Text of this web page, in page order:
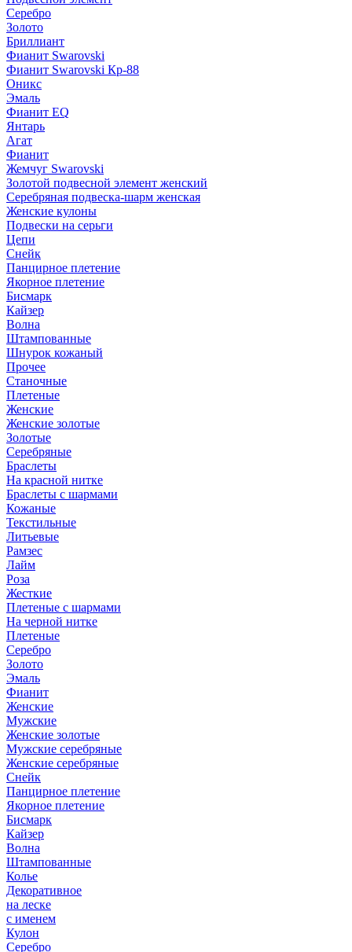
Серебро
Золото
Бриллиант
Фианит Swarovski
Фианит Swarovski Кр-88
Оникс
Эмаль
Фианит EQ
Янтарь
Агат
Фианит
Жемчуг Swarovski
Золотой подвесной элемент женcкий
Серебряная подвеска-шарм женская
Женские кулоны
Подвески на серьги
Цепи
Снейк
Панцирное плетение
Якорное плетение
Бисмарк
Кайзер
Волна
Штампованные
Шнурок кожаный
Прочее
Станочные
Плетеные
Женские
Женские золотые
Золотые
Серебряные
Браслеты
На красной нитке
Браслеты с шармами
Кожаные
Текстильные
Литьевые
Рамзес
Лайм
Роза
Жесткие
Плетеные с шармами
На черной нитке
Плетеные
Серебро
Золото
Эмаль
Фианит
Женские
Мужские
Женские золотые
Мужские серебряные
Женские серебряные
Снейк
Панцирное плетение
Якорное плетение
Бисмарк
Кайзер
Волна
Штампованные
Колье
Декоративное
на леске
с именем
Кулон
Серебро